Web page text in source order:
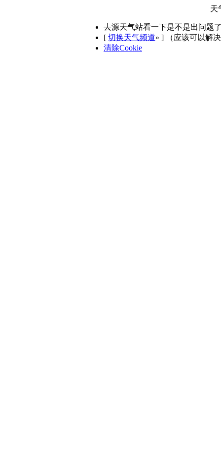
天
去源天气站看一下是不是出问题
[ 切换天气频道» ] （应该可以解
清除Cookie